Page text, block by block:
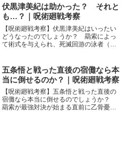
す。
伏黒津美紀は助かった？ それと
も…？｜呪術廻戦考察
【呪術廻戦考察】伏黒津美紀はいったい
どうなったのでしょうか？ 羂索によっ
て術式を与えられ、死滅回游の泳者（プ
が。
五条悟と戦った直後の宿儺なら本
当に倒せるのか？｜呪術廻戦考察
【呪術廻戦考察】五条悟と戦った直後の
宿儺なら本当に倒せるのでしょうか？
羂索が最強対決が始まる直前に乙骨憂太